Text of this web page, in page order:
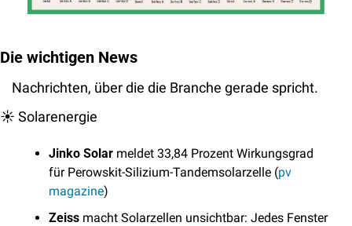
Die wichtigen News
Nachrichten, über die die Branche gerade spricht.
☀️ Solarenergie
Jinko Solar meldet 33,84 Prozent Wirkungsgrad
für Perowskit-Silizium-Tandemsolarzelle (pv
magazine)
Zeiss macht Solarzellen unsichtbar: Jedes Fenster